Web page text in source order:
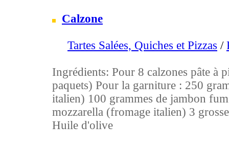
Calzone
Tartes Salées, Quiches et Pizzas /
Ingrédients: Pour 8 calzones pâte à
paquets) Pour la garniture : 250
italien) 100 grammes de jambon
mozzarella (fromage italien) 3
Huile d'olive